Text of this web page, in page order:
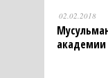
02.02.2018
академии